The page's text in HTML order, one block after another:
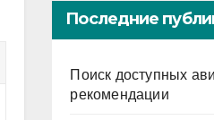
Последние
Поиск доступных
рекомендации